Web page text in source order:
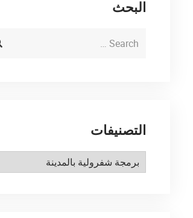
البحث
التصنيفات
التصنيفات